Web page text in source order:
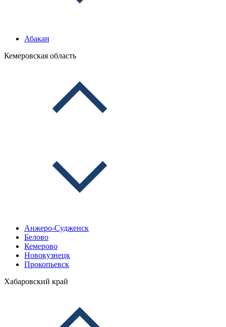
Абакан
Кемеровская область
Анжеро-Судженск
Белово
Кемерово
Новокузнецк
Прокопьевск
Хабаровский край